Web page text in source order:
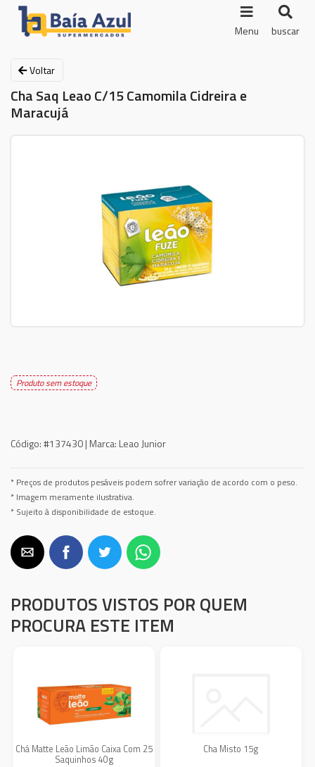
Menu buscar
Voltar
Cha Saq Leao C/15 Camomila Cidreira e
Maracujá
Produto sem estoque
Código:#137430 | Marca: Leao Junior
* Preços de produtos pesáveis podem sofrer variação de acordo com o peso.
* Imagem meramente ilustrativa.
* Sujeito à disponibilidade de estoque.
PRODUTOS VISTOS POR QUEM
PROCURA ESTE ITEM
Chá Matte Leão Limão Caixa Com 25
Saquinhos 40g
Cha Misto 15g